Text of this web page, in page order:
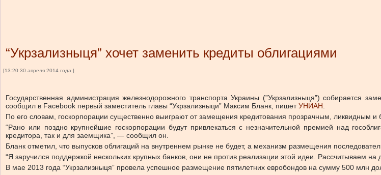
“Укрзализныця” хочет заменить кредиты облигациями
[13:20 30 апреля 2014 года ]
Государственная администрация железнодорожного транспорта Украины (”Укрзализныця”) собирается
сообщил в Facebook первый заместитель главы “Укрзализныци” Максим Бланк, пишетУНИАН
По его словам, госкорпорации существенно выиграют от замещения кредитования прозрачным, ликвидным
“Рано или поздно крупнейшие госкорпорации будут привлекаться с незначительной премией над
кредитора, так и для заемщика”, — сообщил он.
Бланк отметил, что выпусков облигаций на внутреннем рынке не будет, а механизм размещения
“Я заручился поддержкой нескольких крупных банков, они не против реализации этой идеи. Рассчитываем
В мае 2013 года “Укрзализныця” провела успешное размещение пятилетних евробондов на сумму 500 млн